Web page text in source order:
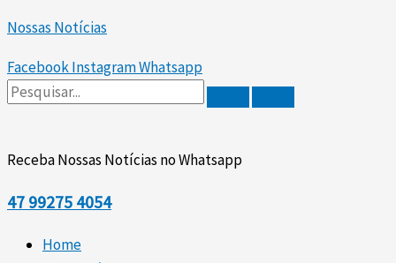
para
o
conteúdo
Nossas Notícias
FacebookInstagramWhatsapp
Receba Nossas Notícias no Whatsapp
47 99275 4054
Home
Up